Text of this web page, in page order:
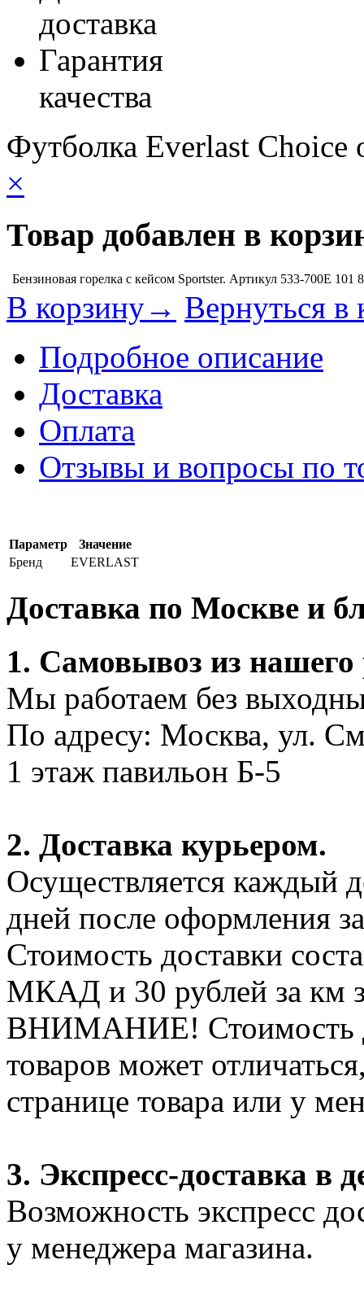
доставка
Гарантия
качества
Футболка Everlast
×
Товар добавлен в
Бензиновая горелка с кейсом Sportster. Артикул 533-700E 101
В корзину→ Вернуться в
Подробное описание
Доставка
Оплата
Отзывы и вопросы по
Параметр
Значение
Бренд
EVERLAST
Доставка по Москве и
1. Самовывоз из нашего
Мы работаем без
По адресу: Москва, ул.
1 этаж павильон Б-5
2. Доставка курьером.
Осуществляется каждый
дней после оформления
Стоимость доставки
МКАД и 30 рублей за км
ВНИМАНИЕ! Стоимость
товаров может
странице товара или у
3. Экспресс-доставка в
Возможность экспресс
у менеджера магазина.